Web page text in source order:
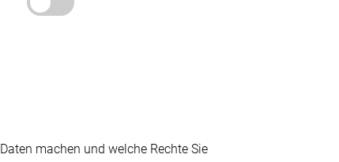
machen und welche Rechte Sie